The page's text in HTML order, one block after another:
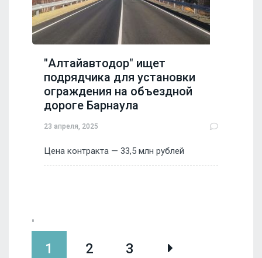
"Алтайавтодор" ищет
подрядчика для установки
ограждения на объездной
дороге Барнаула
23 апреля, 2025
Цена контракта — 33,5 млн рублей
'
1 2 3